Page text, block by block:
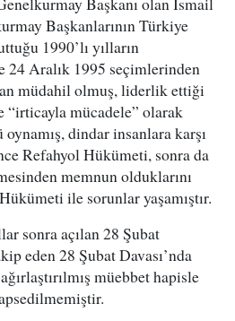
Başkanlarının Türkiye
1990’lı yılların
24 Aralık 1995 seçimlerinden
müdahil olmuş, liderlik ettiği
“irticayla mücadele” olarak
dindar insanlara karşı
Refahyol Hükümeti, sonra da
memnun olduklarını
ile sorunlar yaşamıştır.
sonra açılan 28 Şubat
eden 28 Şubat Davası’nda
müebbet hapisle